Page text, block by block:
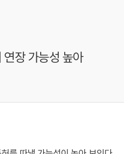
장 가능성 높아